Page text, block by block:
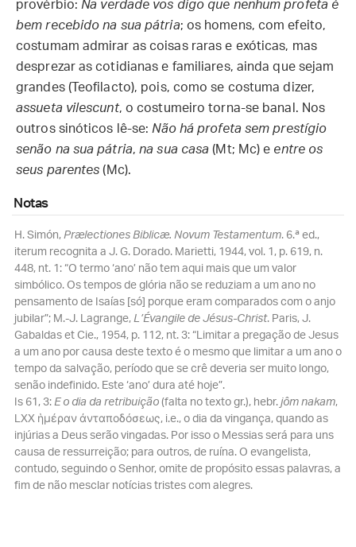
provérbio: Na verdade vos digo que nenhum profeta é
bem recebido na sua pátria; os homens, com efeito,
costumam admirar as coisas raras e exóticas, mas
desprezar as cotidianas e familiares, ainda que sejam
grandes (Teofilacto), pois, como se costuma dizer,
assueta vilescunt, o costumeiro torna-se banal. Nos
outros sinóticos lê-se: Não há profeta sem prestígio
senão na sua pátria,na sua casa (Mt; Mc) e entre os
seus parentes (Mc).
Notas
H. Simón, Prælectiones Biblicæ. Novum Testamentum. 6.ª ed.,
iterum recognita a J. G. Dorado. Marietti, 1944, vol. 1, p. 619, n.
448, nt. 1: “O termo ‘ano’ não tem aqui mais que um valor
simbólico. Os tempos de glória não se reduziam a um ano no
pensamento de Isaías [só] porque eram comparados com o anjo
jubilar”; M.-J. Lagrange, L’Évangile de Jésus-Christ. Paris, J.
Gabaldas et Cie., 1954, p. 112, nt. 3: “Limitar a pregação de Jesus
a um ano por causa deste texto é o mesmo que limitar a um ano o
tempo da salvação, período que se crê deveria ser muito longo,
senão indefinido. Este ‘ano’ dura até hoje”.
Is 61, 3: E o dia da retribuição (falta no texto gr.), hebr. jôm nakam,
LXX ἡμέραν ἀνταποδόσεως, i.e., o dia da vingança, quando as
injúrias a Deus serão vingadas. Por isso o Messias será para uns
causa de ressurreição; para outros, de ruína. O evangelista,
contudo, seguindo o Senhor, omite de propósito essas palavras, a
fim de não mesclar notícias tristes com alegres.